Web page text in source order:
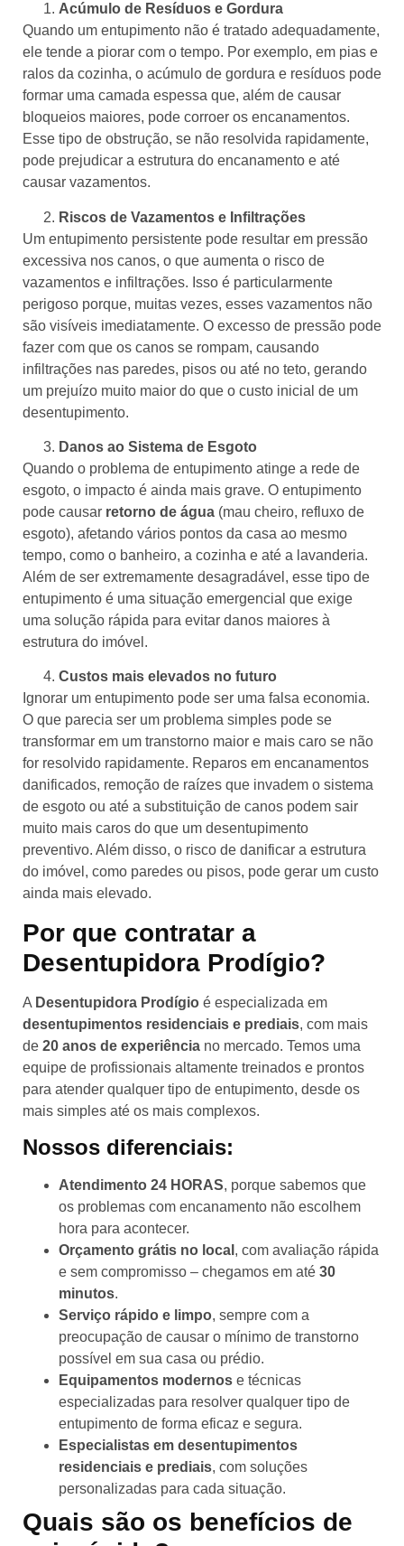
Acúmulo de Resíduos e Gordura
Quando um entupimento não é tratado adequadamente,
ele tende a piorar com o tempo. Por exemplo, em pias e
ralos da cozinha, o acúmulo de gordura e resíduos pode
formar uma camada espessa que, além de causar
bloqueios maiores, pode corroer os encanamentos.
Esse tipo de obstrução, se não resolvida rapidamente,
pode prejudicar a estrutura do encanamento e até
causar vazamentos.
Riscos de Vazamentos e Infiltrações
Um entupimento persistente pode resultar em pressão
excessiva nos canos, o que aumenta o risco de
vazamentos e infiltrações. Isso é particularmente
perigoso porque, muitas vezes, esses vazamentos não
são visíveis imediatamente. O excesso de pressão pode
fazer com que os canos se rompam, causando
infiltrações nas paredes, pisos ou até no teto, gerando
um prejuízo muito maior do que o custo inicial de um
desentupimento.
Danos ao Sistema de Esgoto
Quando o problema de entupimento atinge a rede de
esgoto, o impacto é ainda mais grave. O entupimento
pode causar retorno de água (mau cheiro, refluxo de
esgoto), afetando vários pontos da casa ao mesmo
tempo, como o banheiro, a cozinha e até a lavanderia.
Além de ser extremamente desagradável, esse tipo de
entupimento é uma situação emergencial que exige
uma solução rápida para evitar danos maiores à
estrutura do imóvel.
Custos mais elevados no futuro
Ignorar um entupimento pode ser uma falsa economia.
O que parecia ser um problema simples pode se
transformar em um transtorno maior e mais caro se não
for resolvido rapidamente. Reparos em encanamentos
danificados, remoção de raízes que invadem o sistema
de esgoto ou até a substituição de canos podem sair
muito mais caros do que um desentupimento
preventivo. Além disso, o risco de danificar a estrutura
do imóvel, como paredes ou pisos, pode gerar um custo
ainda mais elevado.
Por que contratar a
Desentupidora Prodígio?
A Desentupidora Prodígio é especializada em
desentupimentos residenciais e prediais, com mais
de 20 anos de experiência no mercado. Temos uma
equipe de profissionais altamente treinados e prontos
para atender qualquer tipo de entupimento, desde os
mais simples até os mais complexos.
Nossos diferenciais:
Atendimento 24 HORAS, porque sabemos que
os problemas com encanamento não escolhem
hora para acontecer.
Orçamento grátis no local , com avaliação rápida
e sem compromisso – chegamos em até 30
minutos.
Serviço rápido e limpo, sempre com a
preocupação de causar o mínimo de transtorno
possível em sua casa ou prédio.
Equipamentos modernos e técnicas
especializadas para resolver qualquer tipo de
entupimento de forma eficaz e segura.
Especialistas em desentupimentos
residenciais e prediais, com soluções
personalizadas para cada situação.
Quais são os benefícios de